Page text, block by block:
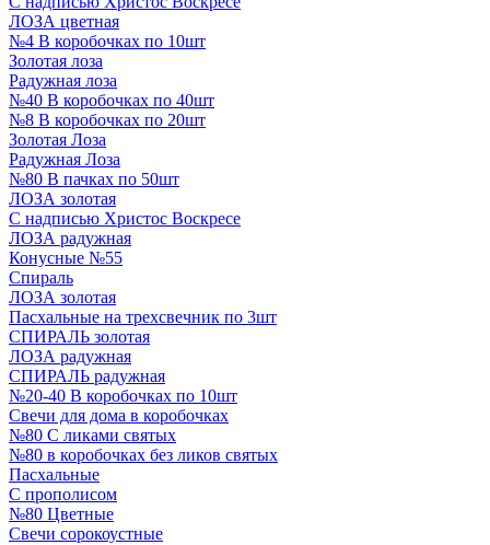
ЛОЗА цветная
№4 В коробочках по 10шт
Золотая лоза
Радужная лоза
№40 В коробочках по 40шт
№8 В коробочках по 20шт
Золотая Лоза
Радужная Лоза
№80 В пачках по 50шт
ЛОЗА золотая
С надписью Христос Воскресе
ЛОЗА радужная
Конусные №55
Спираль
ЛОЗА золотая
Пасхальные на трехсвечник по 3шт
СПИРАЛЬ золотая
ЛОЗА радужная
СПИРАЛЬ радужная
№20-40 В коробочках по 10шт
Свечи для дома в коробочках
№80 С ликами святых
№80 в коробочках без ликов святых
Пасхальные
С прополисом
№80 Цветные
Свечи сорокоустные